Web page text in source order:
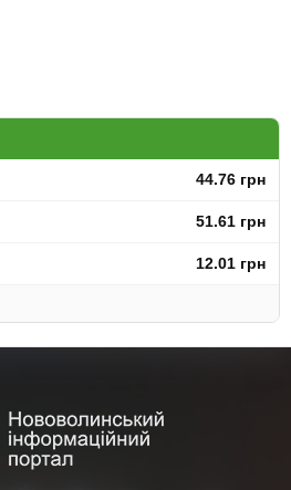
44.76 грн
51.61 грн
12.01 грн